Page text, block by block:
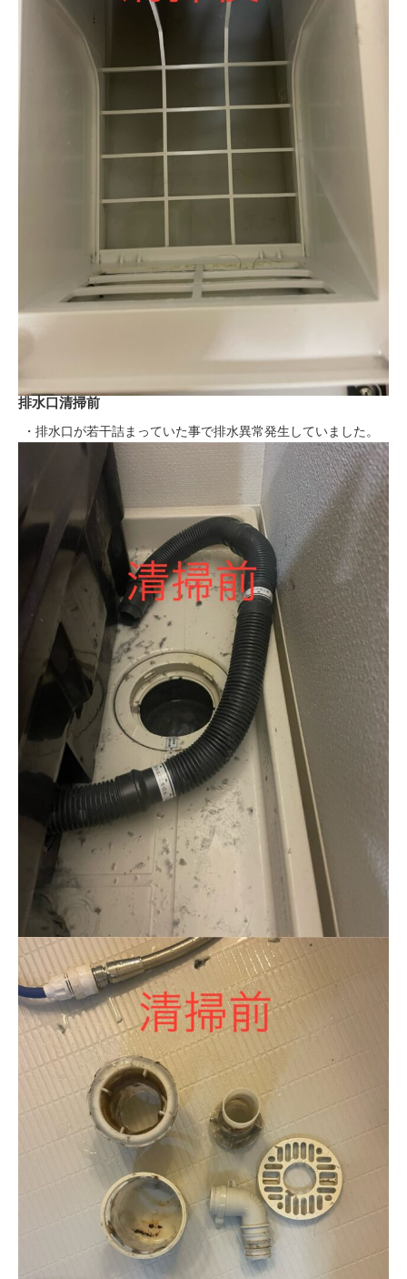
排水口清掃前
・排水口が若干詰まっていた事で排水異常発生していました。